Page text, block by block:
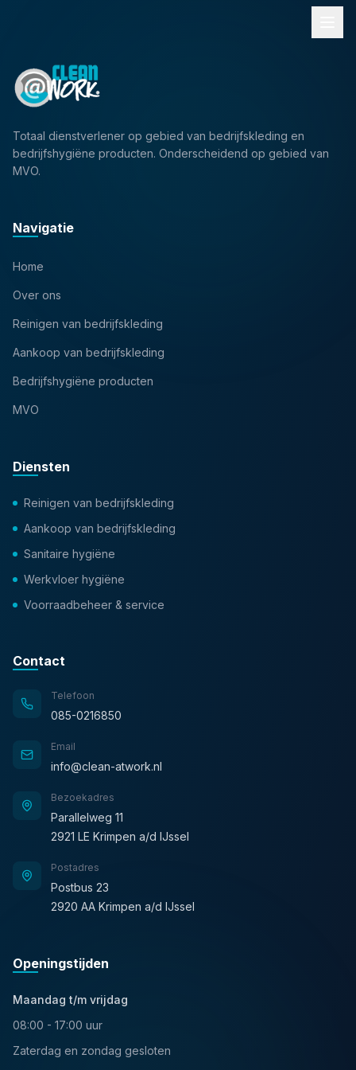
Totaal dienstverlener op gebied van bedrijfskleding en
bedrijfshygiëne producten. Onderscheidend op gebied van
MVO.
Navigatie
Home
Over ons
Reinigen van bedrijfskleding
Aankoop van bedrijfskleding
Bedrijfshygiëne producten
MVO
Diensten
Reinigen van bedrijfskleding
Aankoop van bedrijfskleding
Sanitaire hygiëne
Werkvloer hygiëne
Voorraadbeheer & service
Contact
Telefoon
085-0216850
Email
info@clean-atwork.nl
Bezoekadres
Parallelweg 11
2921 LE Krimpen a/d IJssel
Postadres
Postbus 23
2920 AA Krimpen a/d IJssel
Openingstijden
Maandag t/m vrijdag
08:00 - 17:00 uur
Zaterdag en zondag gesloten